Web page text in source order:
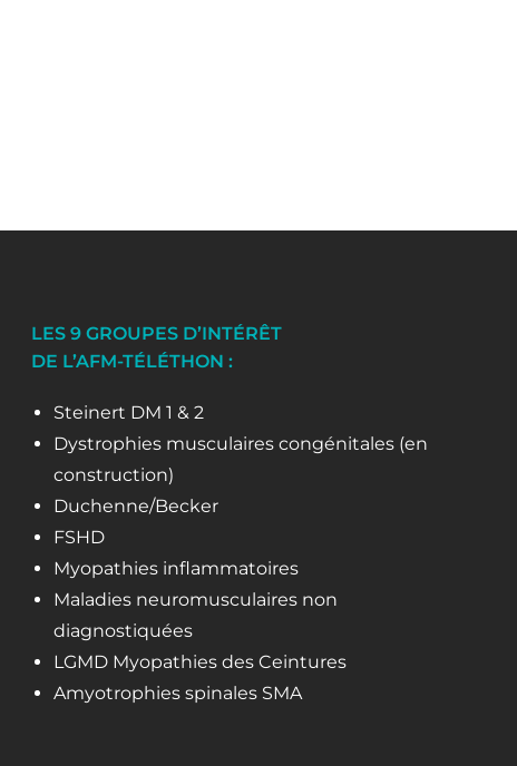
LES 9 GROUPES D’INTÉRÊT
DE L’AFM-TÉLÉTHON :
Steinert DM 1 & 2
Dystrophies musculaires congénitales (en
construction)
Duchenne/Becker
FSHD
Myopathies inflammatoires
Maladies neuromusculaires non
diagnostiquées
LGMD Myopathies des Ceintures
Amyotrophies spinales SMA